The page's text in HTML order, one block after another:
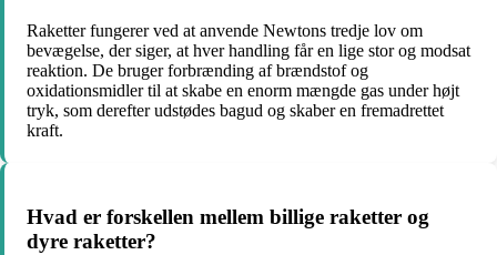
Raketter fungerer ved at anvende Newtons tredje lov om
bevægelse, der siger, at hver handling får en lige stor og modsat
reaktion. De bruger forbrænding af brændstof og
oxidationsmidler til at skabe en enorm mængde gas under højt
tryk, som derefter udstødes bagud og skaber en fremadrettet
kraft.
Hvad er forskellen mellem billige raketter og
dyre raketter?